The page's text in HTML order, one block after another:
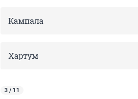
Кампала
Хартум
3 / 11